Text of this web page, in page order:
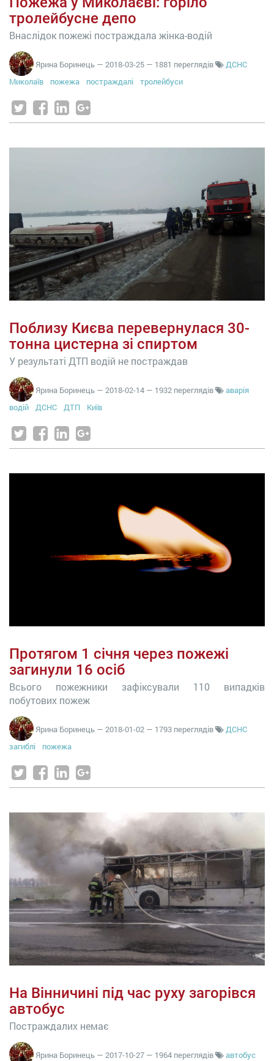
тролейбусне депо
Внаслідок пожежі постраждала жінка-водій
Ярина Боринець — 2018-03-25 — 1881 переглядів
ДСНС
Миколаїв
пожежа постраждалі тролейбуси
Поблизу Києва перевернулася 30-
тонна цистерна зі спиртом
У результаті ДТП водій не постраждав
Ярина Боринець — 2018-02-14 — 1932 переглядів
аварія
водій
ДСНС ДТП Київ
Протягом 1 січня через пожежі
загинули 16 осіб
Всього пожежники зафіксували 110 випадків
побутових пожеж
Ярина Боринець — 2018-01-02 — 1793 переглядів
ДСНС
загиблі
пожежа
На Вінничині під час руху загорівся
автобус
Постраждалих немає
Ярина Боринець — 2017-10-27 — 1964 переглядів
автобус